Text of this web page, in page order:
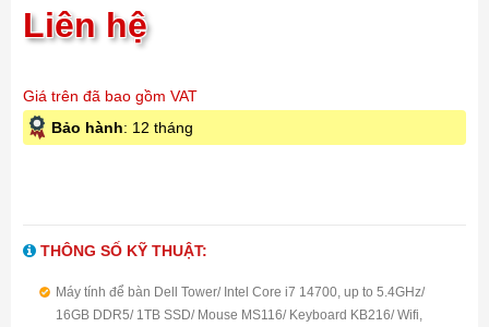
Liên hệ
Giá trên đã bao gồm VAT
Bảo hành: 12 tháng
THÔNG SỐ KỸ THUẬT:
Máy tính để bàn Dell Tower/ Intel Core i7 14700, up to 5.4GHz/
16GB DDR5/ 1TB SSD/ Mouse MS116/ Keyboard KB216/ Wifi,